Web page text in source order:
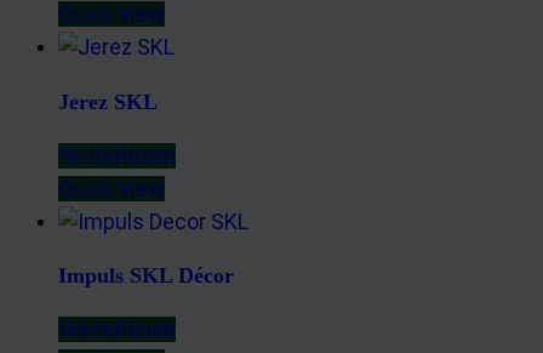
Quick View
Jerez SKL
Weiterlesen
Quick View
Impuls SKL Décor
Weiterlesen